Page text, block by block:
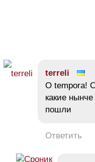
terreli
O tempora!
какие
пошли
Ответить